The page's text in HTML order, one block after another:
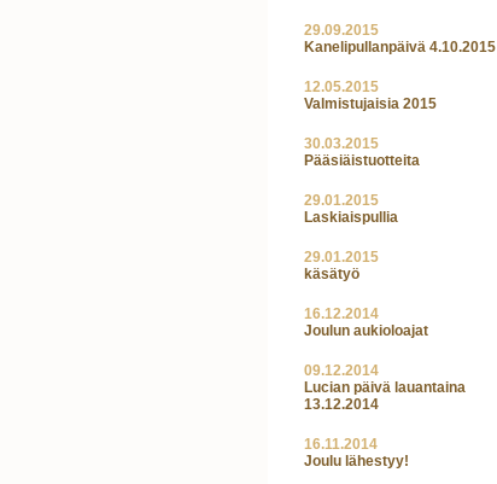
29.09.2015
Kanelipullanpäivä 4.10.2015
12.05.2015
Valmistujaisia 2015
30.03.2015
Pääsiäistuotteita
29.01.2015
Laskiaispullia
29.01.2015
käsätyö
16.12.2014
Joulun aukioloajat
09.12.2014
Lucian päivä lauantaina
13.12.2014
16.11.2014
Joulu lähestyy!